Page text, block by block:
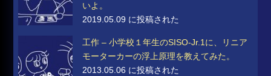
いよ。
2019.05.09 に投稿された
工作 – 小学校１年生のSISO-Jr.1に、リニア
モーターカーの浮上原理を教えてみた。
2013.05.06 に投稿された